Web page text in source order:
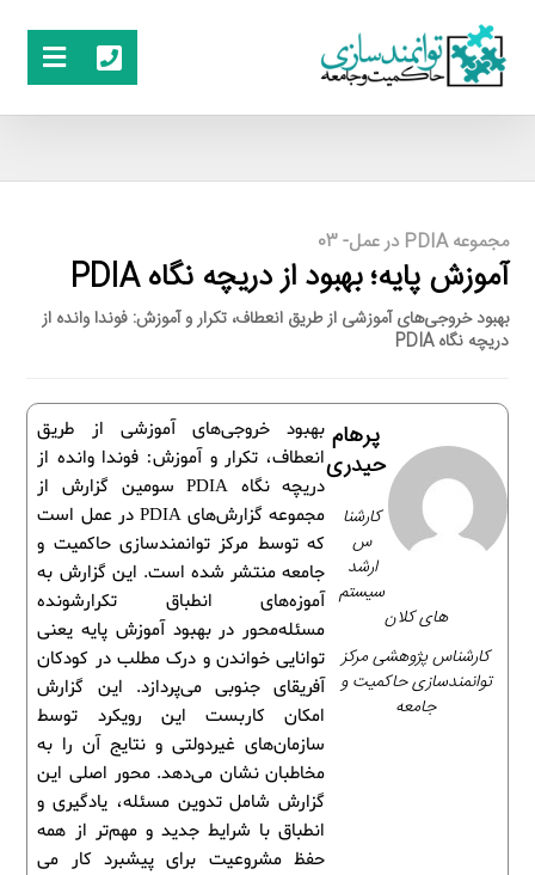
مجموعه PDIA در عمل- 03
آموزش پایه؛ بهبود از دریچه نگاه PDIA
بهبود خروجی‌های آموزشی از طریق انعطاف، تکرار و آموزش: فوندا وانده از
دریچه نگاه PDIA
بهبود خروجی‌های آموزشی از طریق
انعطاف، تکرار و آموزش: فوندا وانده از
دریچه نگاه PDIA سومین گزارش از
مجموعه گزارش‌های PDIA در عمل است
که توسط مرکز توانمندسازی حاکمیت و
جامعه منتشر شده است. این گزارش به
آموزه‌های انطباق تکرارشونده
مسئله‌محور در بهبود آموزش پایه یعنی
توانایی خواندن و درک مطلب در کودکان
آفریقای جنوبی می‌پردازد. این گزارش
امکان کاربست این رویکرد توسط
سازمان‌های غیردولتی و نتایج آن را به
مخاطبان نشان می‌دهد. محور اصلی این
گزارش شامل تدوین مسئله، یادگیری و
انطباق با شرایط جدید و مهم‌تر از همه
حفظ مشروعیت برای پیشبرد کار می
پرهام
حیدری
کارشنا
س
ارشد
سیستم‌
های کلان
کارشناس پژوهشی مرکز
توانمندسازی حاکمیت و
جامعه